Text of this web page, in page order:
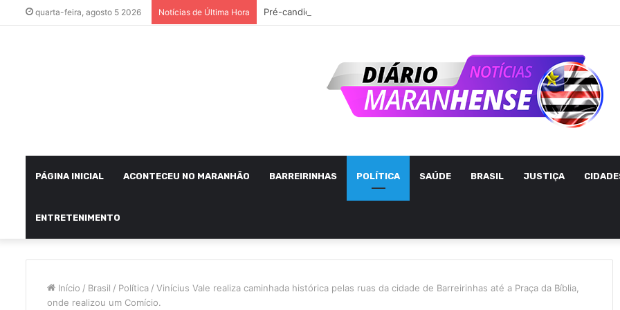
quarta-feira, agosto 5 2026 Notícias de Última Hora
PÁGINA INICIAL ACONTECEU NO MARANHÃO BARREIRINHAS POLÍTICA SAÚDE BRASIL JUSTIÇA
ENTRETENIMENTO
Início / Brasil / Política / Vinícius Vale realiza caminhada histórica pelas ruas da cidade de Barreirinhas até a Praça da Bíblia,
onde realizou um Comício.